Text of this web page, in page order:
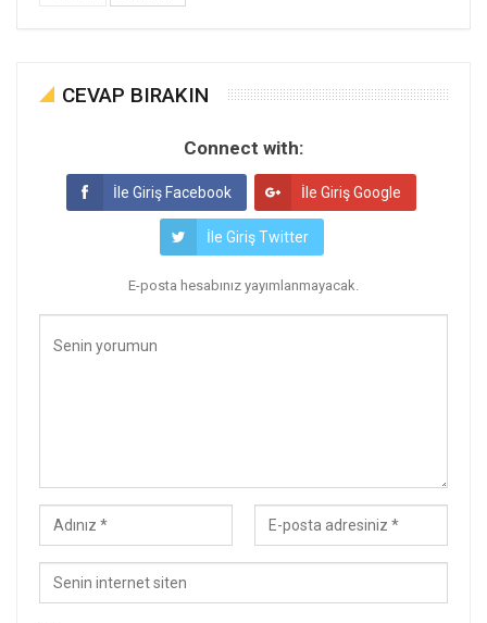
CEVAP BIRAKIN
Connect with:
İle Giriş Facebook İle Giriş Google
İle Giriş Twitter
E-posta hesabınız yayımlanmayacak.